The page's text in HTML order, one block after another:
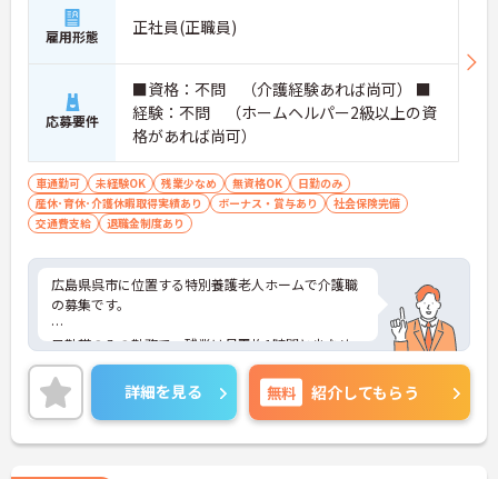
雇用形態 正社員(正職員)
応募要件
■資格：不問 （介護経験あれば尚可） ■
経験：不問 （ホームヘルパー2級以上の資
格があれば尚可）
車通勤可 未経験OK 残業少なめ 無資格OK
日勤のみ
産休･育休･介護休暇取得実績あり
ボーナス・賞与あり
社会保険完備
交通費支給
退職金制度あり
広島県呉市に位置する特別養護老人ホームで介護職
の募集です。
日勤帯のみの勤務で、残業は月平均1時間と少なめ
です。賞与支給実績は計3.50か月分、昇給実績もあ
り安定した環境で働けます。マイカー通勤可能で駐
車場も完備されています。ご興味のある方には、面
接対策ポイントなどさらに詳細をお話いたしますの
で、お気軽にご相談ください。
詳細を見る 無料 紹介してもらう